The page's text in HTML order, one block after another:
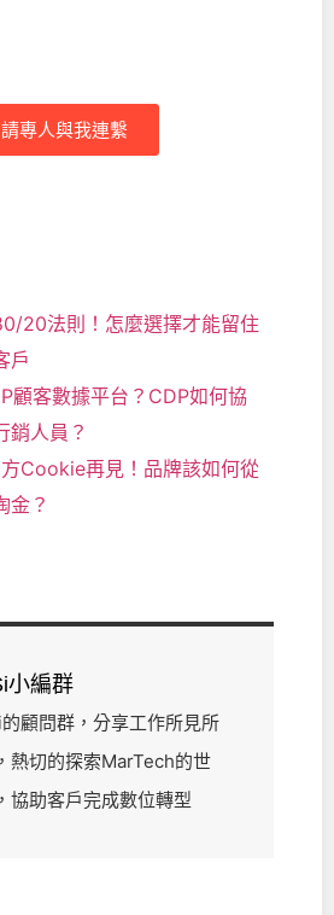
請專人與我連繫
20法則！怎麼選擇才能留住
戶
顧客數據平台？CDP如何協
銷人員？
Cookie再見！品牌該如何從
金？
小編群
顧問群，分享工作所見所
熱切的探索MarTech的世
協助客戶完成數位轉型